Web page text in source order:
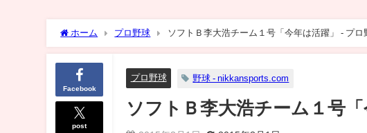
ホーム プロ野球 ソフトＢ李大浩チーム１号「今年は活躍」 - プロ
Facebook
post
プロ野球 野球 - nikkansports.com
ソフトＢ李大浩チーム１号